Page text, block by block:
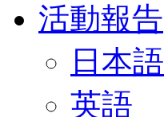
活動報告
日本語
英語